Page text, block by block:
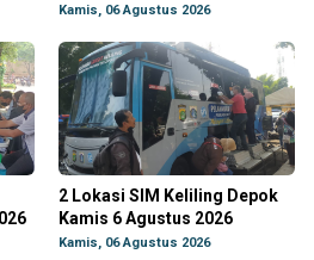
Kamis, 06 Agustus 2026
2 Lokasi SIM Keliling Depok
Kamis 6 Agustus 2026
Kamis, 06 Agustus 2026